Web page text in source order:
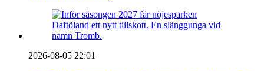
2026-08-05 22:01